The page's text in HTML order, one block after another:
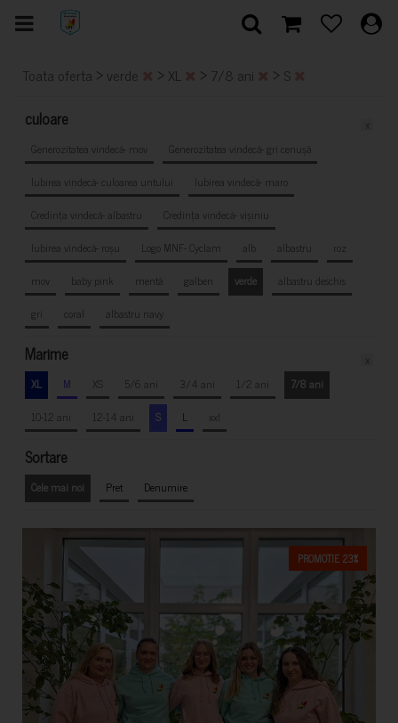
Toata oferta > verde > XL > 7/8 ani > S
culoare
Generozitatea vindecă- mov
Generozitatea vindecă- gri cenușă
Iubirea vindecă- culoarea untului
Iubirea vindecă- maro
Credința vindecă- albastru
Credința vindecă- vișiniu
Iubirea vindecă- roșu
Logo MNF- Cyclam alb albastru
roz
mov
baby pink mentă galben verde
albastru deschis
gri
coral albastru navy
Marime
XL M XS 5/6 ani 3/4 ani 1/2 ani
7/8 ani
10-12 ani
12-14 ani S L xxl
Sortare
Cele mai noi Pret Denumire
PROMOTIE 23%